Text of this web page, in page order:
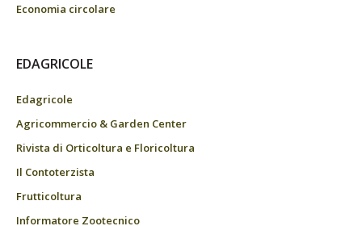
Economia circolare
EDAGRICOLE
Edagricole
Agricommercio & Garden Center
Rivista di Orticoltura e Floricoltura
Il Contoterzista
Frutticoltura
Informatore Zootecnico